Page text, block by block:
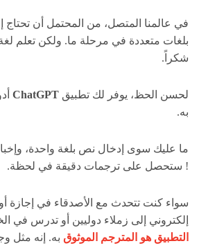
في عالمنا المتصل، من المحتمل أن تحتاج
بلغات متعددة في مرحلة ما. ولكن تعلم
شكراً.
لحسن الحظ، يوفر لك تطبيق ChatGPT
به.
ما عليك سوى إدخال نص بلغة واحدة،
! ستحصل على ترجمات دقيقة في لحظة.
سواء كنت تتحدث مع الأصدقاء في إجازة
إلكتروني إلى زملاء دوليين أو تدرس في
التطبيق هو المترجم الموثوق به. إنه مثل